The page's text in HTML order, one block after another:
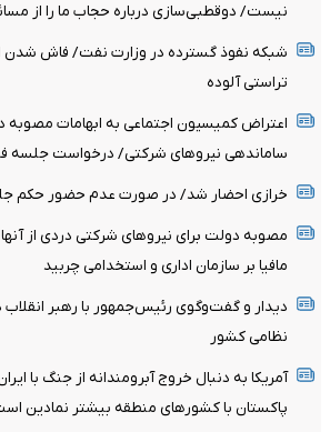
نیست/ دوقطبی‌سازی درباره حجاب ما را از
شبکه نفوذ گسترده در وزارت نفت/ فاش شدن
تراستی‌ آلوده
اعتراض کمیسیون اجتماعی به ابهامات
ساماندهی نیروهای شرکتی/ درخواست جلسه
خرازی احضار شد/ در صورت عدم حضور حکم
مصوبه دولت برای نیروهای شرکتی دردی از
مافیا بر سازمان اداری و استخدامی چربید
دیدار و گفت‌وگوی رئیس‌جمهور با رهبر انقلاب
نظامی کشور
آمریکا به دنبال خروج آبرومندانه از جنگ با
پاکستان با کشورهای منطقه بیشتر نمادین